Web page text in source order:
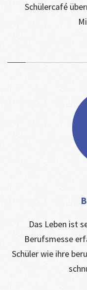
Schülercafé
Das Leben ist
Berufsmesse
Schüler wie ihre